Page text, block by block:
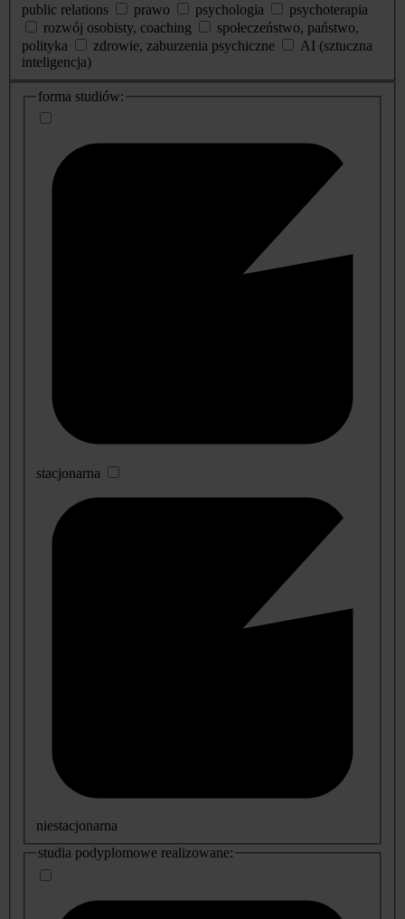
public relations
prawo psychologia
psychoterapia
rozwój osobisty, coaching
społeczeństwo, państwo,
polityka
zdrowie, zaburzenia psychiczne
AI (sztuczna
inteligencja)
dodatkowe
informacje
forma studiów:
stacjonarna
niestacjonarna
studia podyplomowe realizowane: